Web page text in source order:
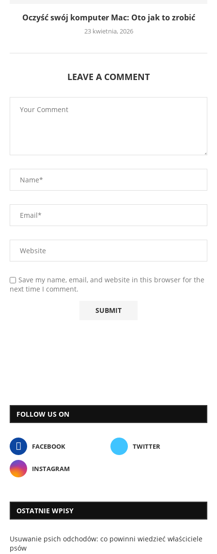
Oczyść swój komputer Mac: Oto jak to zrobić
23 kwietnia, 2026
LEAVE A COMMENT
Save my name, email, and website in this browser for the
next time I comment.
FOLLOW US ON
FACEBOOK TWITTER
INSTAGRAM
OSTATNIE WPISY
Usuwanie psich odchodów: co powinni wiedzieć właściciele
psów